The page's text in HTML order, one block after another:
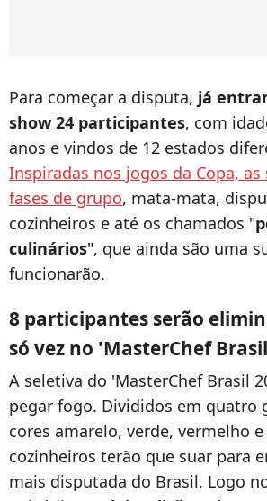
Para começar a disputa, já
show 24 participantes, com
anos e vindos de 12 estados
Inspiradas nos jogos da Copa,
fases de grupo, mata-mata,
cozinheiros e até os chamados "
culinários", que ainda são uma
funcionarão.
8 participantes serão
só vez no 'MasterChef
A seletiva do 'MasterChef Brasil
pegar fogo. Divididos em quatro
cores amarelo, verde, vermelho
cozinheiros terão que suar para
mais disputada do Brasil. Logo